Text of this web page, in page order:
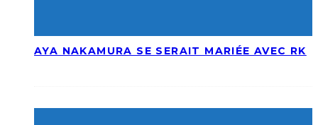
AYA NAKAMURA SE SERAIT MARIÉE AVEC RK